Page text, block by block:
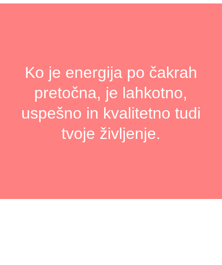
Ko je energija po čakrah
pretočna, je lahkotno,
uspešno in kvalitetno tudi
tvoje življenje.